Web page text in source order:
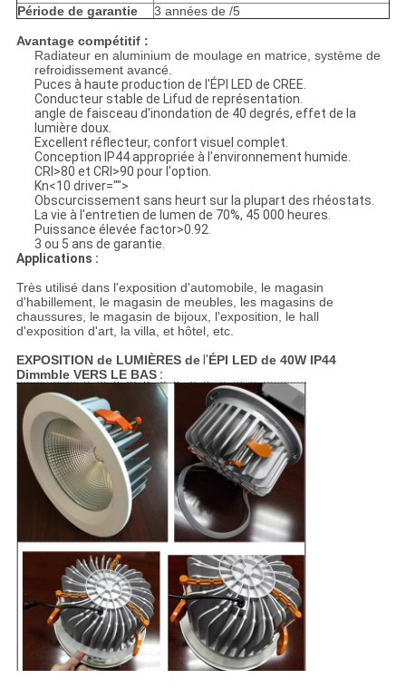
Période de garantie 3 années de /5
Avantage compétitif :
Radiateur en aluminium de moulage en matrice, système de
refroidissement avancé.
Puces à haute production de l'ÉPI LED de CREE.
Conducteur stable de Lifud de représentation.
angle de faisceau d'inondation de 40 degrés, effet de la
lumière doux.
Excellent réflecteur, confort visuel complet.
Conception IP44 appropriée à l'environnement humide.
CRI>80 et CRI>90 pour l'option.
Kn<10 driver="">
Obscurcissement sans heurt sur la plupart des rhéostats.
La vie à l'entretien de lumen de 70%, 45 000 heures.
Puissance élevée factor>0.92.
3 ou 5 ans de garantie.
Applications :
Très utilisé dans l'exposition d'automobile, le magasin
d'habillement, le magasin de meubles, les magasins de
chaussures, le magasin de bijoux, l'exposition, le hall
d'exposition d'art, la villa, et hôtel, etc.
EXPOSITION de LUMIÈRES del'ÉPI LED de 40W IP44
Dimmble VERS LE BAS :